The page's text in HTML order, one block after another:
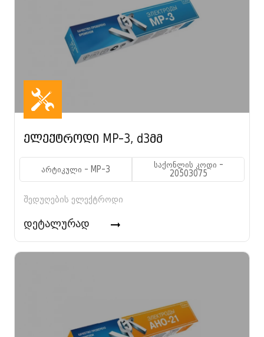
ელექტროდი MP-3, d3მმ
არტიკული - MP-3
საქონლის კოდი -
20503075
შედუღების ელექტროდი
დეტალურად